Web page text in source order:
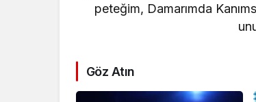
peteğim, Damarımda
Göz Atın